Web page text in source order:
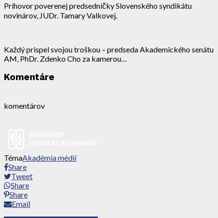
Príhovor poverenej predsedníčky Slovenského syndikátu
novinárov, JUDr. Tamary Valkovej.
Každý prispel svojou troškou – predseda Akademického senátu
AM, PhDr. Zdenko Cho za kamerou…
Komentáre
komentárov
TémaAkadémia médií
Share
Tweet
Share
Share
Email